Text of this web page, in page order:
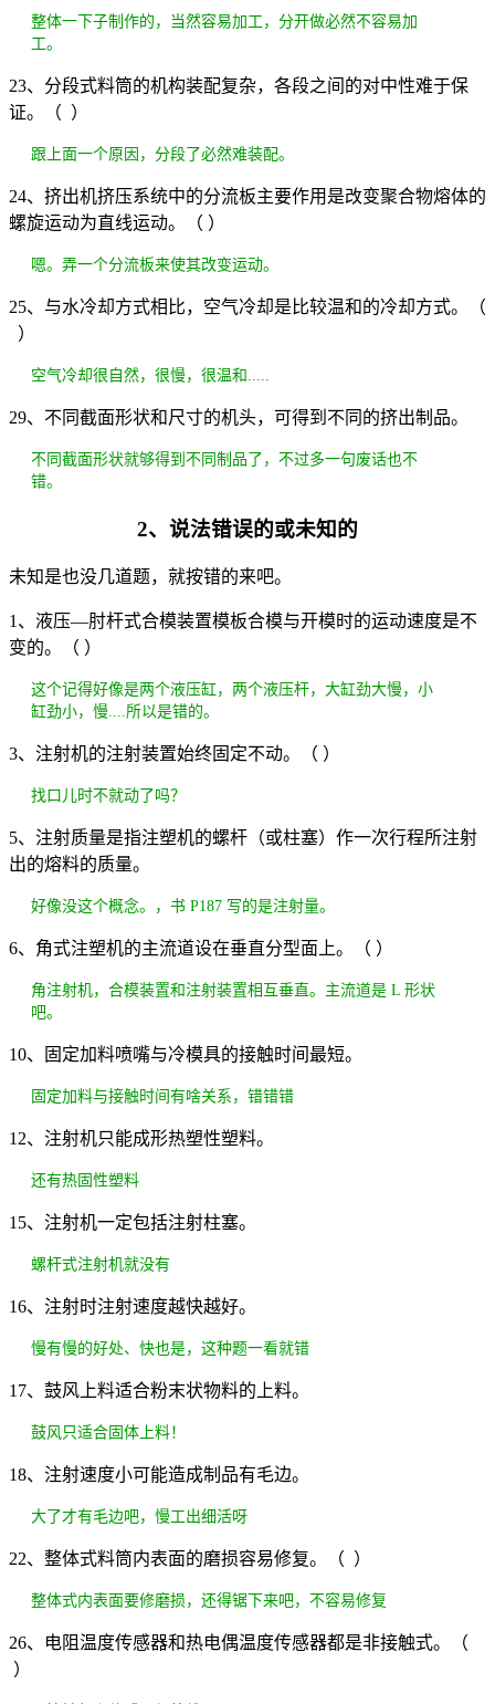
整体一下子制作的，当然容易加工，分开做必然不容易加
工。
23、分段式料筒的机构装配复杂，各段之间的对中性难于保
证。（ ）
跟上面一个原因，分段了必然难装配。
24、挤出机挤压系统中的分流板主要作用是改变聚合物熔体的
螺旋运动为直线运动。（ ）
嗯。弄一个分流板来使其改变运动。
25、与水冷却方式相比，空气冷却是比较温和的冷却方式。（
）
空气冷却很自然，很慢，很温和.....
29、不同截面形状和尺寸的机头，可得到不同的挤出制品。
不同截面形状就够得到不同制品了，不过多一句废话也不
错。
2、说法错误的或未知的
未知是也没几道题，就按错的来吧。
1、液压—肘杆式合模装置模板合模与开模时的运动速度是不
变的。（ ）
这个记得好像是两个液压缸，两个液压杆，大缸劲大慢，小
缸劲小，慢....所以是错的。
3、注射机的注射装置始终固定不动。（ ）
找口儿时不就动了吗？
5、注射质量是指注塑机的螺杆（或柱塞）作一次行程所注射
出的熔料的质量。
好像没这个概念。，书 P187 写的是注射量。
6、角式注塑机的主流道设在垂直分型面上。（ ）
角注射机，合模装置和注射装置相互垂直。主流道是 L 形状
吧。
10、固定加料喷嘴与冷模具的接触时间最短。
固定加料与接触时间有啥关系，错错错
12、注射机只能成形热塑性塑料。
还有热固性塑料
15、注射机一定包括注射柱塞。
螺杆式注射机就没有
16、注射时注射速度越快越好。
慢有慢的好处、快也是，这种题一看就错
17、鼓风上料适合粉末状物料的上料。
鼓风只适合固体上料！
18、注射速度小可能造成制品有毛边。
大了才有毛边吧，慢工出细活呀
22、整体式料筒内表面的磨损容易修复。（ ）
整体式内表面要修磨损，还得锯下来吧，不容易修复
26、电阻温度传感器和热电偶温度传感器都是非接触式。（
）